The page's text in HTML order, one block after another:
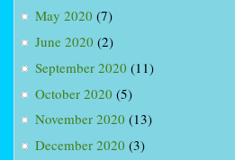
May 2020 (7)
June 2020 (2)
September 2020 (11)
October 2020 (5)
November 2020 (13)
December 2020 (3)